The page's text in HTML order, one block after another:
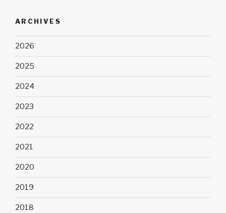
ARCHIVES
2026
2025
2024
2023
2022
2021
2020
2019
2018